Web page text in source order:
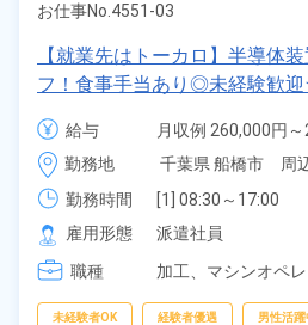
お仕事No. 4551-03
【就業先はトーカロ】半導体
フ！食事手当あり◎未経験歓
料！土日祝休み×年間休日120
り！社会保険完備◎格安食堂利
歩圏内◎《千葉県船橋市》
給与
月収例 260,000円
時給 1,350円～1,350
勤務地
千葉県 船橋市　周
勤務時間
[1] 08:30～17:00
[2] 07:30～16:00
[3] 13:00～21:30
[4] 20:00～04:30
雇用形態
派遣社員
職種
加工、 マシンオペレ
未経験者OK 経験者優遇 男性活躍